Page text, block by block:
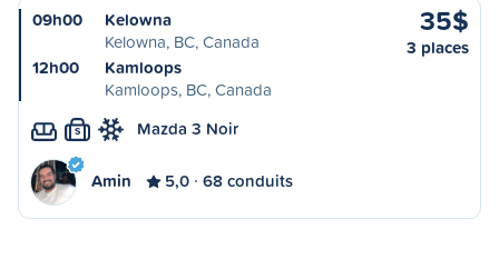
09h00
Kelowna
Kelowna, BC, Canada
12h00
Kamloops
Kamloops, BC, Canada
35$
3 places
S Mazda 3 Noir
Amin 5,0 68 conduits